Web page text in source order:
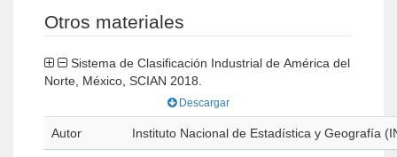
Otros materiales
Norte, México, SCIAN 2018.
Descargar
Autor Instituto Nacional de Estadística y Geografía